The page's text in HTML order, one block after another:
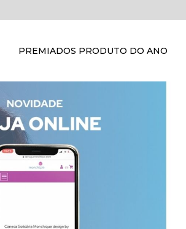
PREMIADOS PRODUTO DO ANO